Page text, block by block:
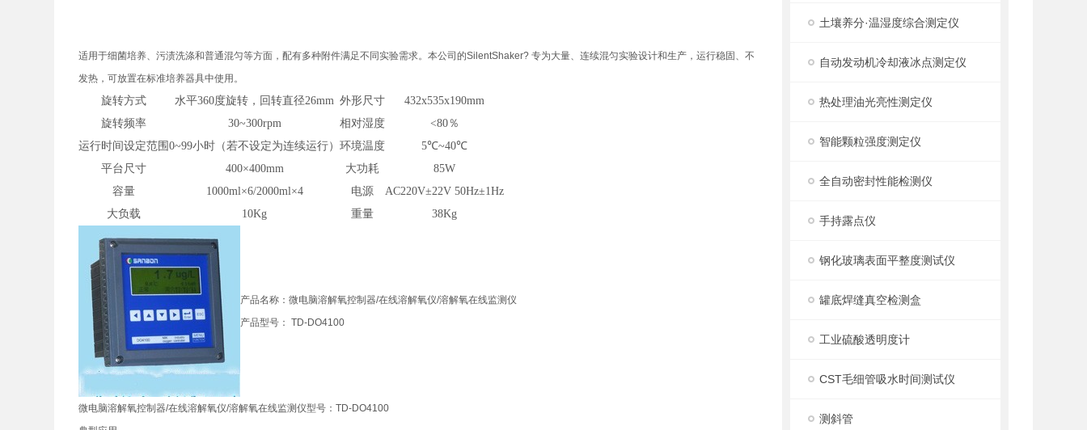
土壤养分·温湿度综合测定仪
自动发动机冷却液冰点测定仪
热处理油光亮性测定仪
智能颗粒强度测定仪
全自动密封性能检测仪
手持露点仪
钢化玻璃表面平整度测试仪
罐底焊缝真空检测盒
工业硫酸透明度计
CST毛细管吸水时间测试仪
测斜管
适用于细菌培养、污渍洗涤和普通混匀等方面，配有多种附件满足不同实验需求。本公司的SilentShaker? 专为大量、连续混匀实验设计和生产，运行稳固、不
发热，可放置在标准培养器具中使用。
旋转方式 水平360度旋转，回转直径26mm 外形尺寸
432x535x190mm
旋转频率
30~300rpm 相对湿度
<80％
运行时间设定范围0~99小时（若不设定为连续运行）环境温度
5℃~40℃
平台尺寸
400×400mm 大功耗
85W
容量
1000ml×6/2000ml×4 电源
AC220V±22V 50Hz±1Hz
大负载
10Kg 重量 38Kg
产品名称：微电脑溶解氧控制器/在线溶解氧仪/溶解氧在线监测仪
产品型号： TD-DO4100
微电脑溶解氧控制器/在线溶解氧仪/溶解氧在线监测仪型号：TD-DO4100